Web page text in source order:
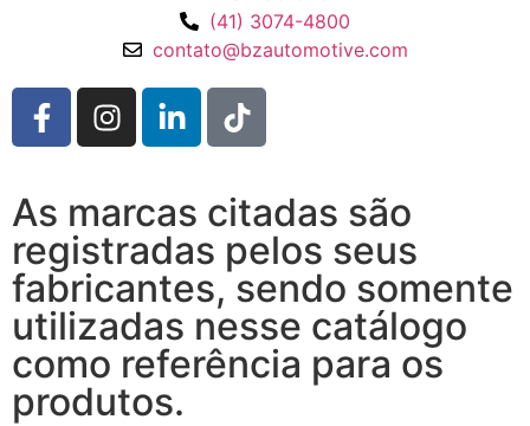
(41) 3074-4800
contato@bzautomotive.com
As marcas citadas são
registradas pelos seus
fabricantes, sendo somente
utilizadas nesse catálogo
como referência para os
produtos.